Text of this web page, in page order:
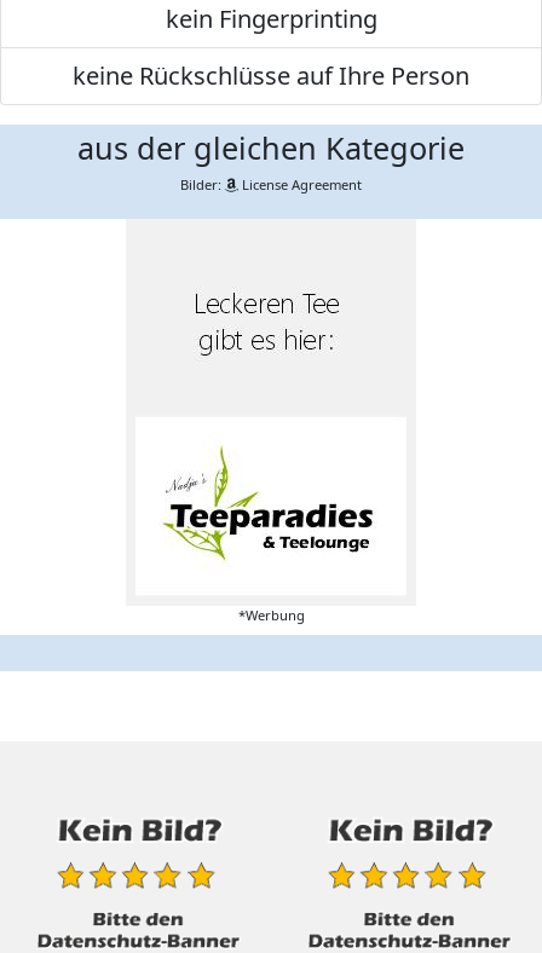
kein Fingerprinting
keine Rückschlüsse auf Ihre Person
aus der gleichen Kategorie
Bilder: License Agreement
*Werbung